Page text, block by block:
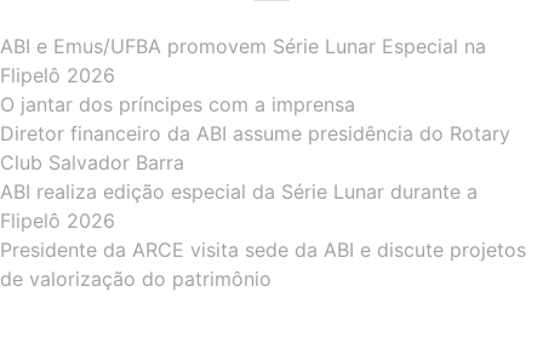
ABI e Emus/UFBA promovem Série Lunar Especial na
Flipelô 2026
O jantar dos príncipes com a imprensa
Diretor financeiro da ABI assume presidência do Rotary
Club Salvador Barra
ABI realiza edição especial da Série Lunar durante a
Flipelô 2026
Presidente da ARCE visita sede da ABI e discute projetos
de valorização do patrimônio